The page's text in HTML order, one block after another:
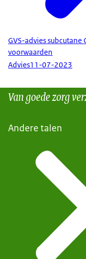
GVS-advies
voorwaarden
Advies11-07-2023
Van goede zorg
Andere talen